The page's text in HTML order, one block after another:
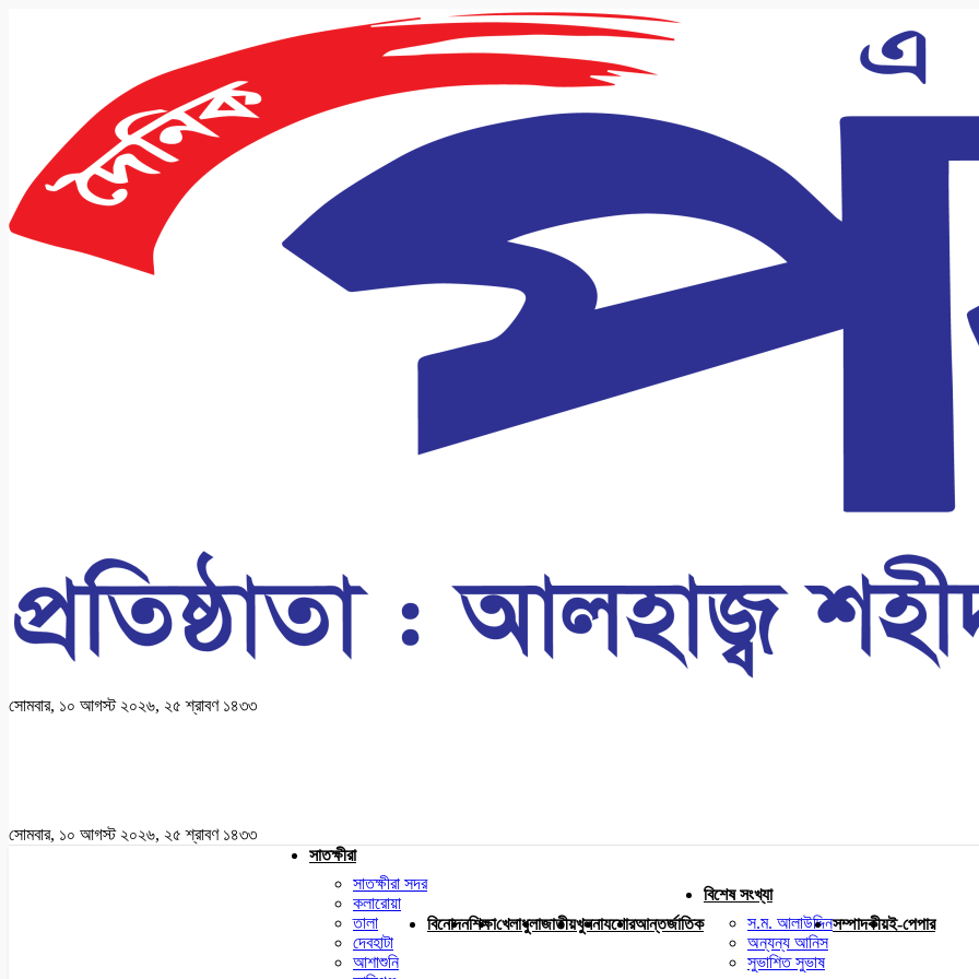
সোমবার, ১০ আগস্ট ২০২৬, ২৫ শ্রাবণ ১৪৩৩
সোমবার, ১০ আগস্ট ২০২৬, ২৫ শ্রাবণ ১৪৩৩
সাতক্ষীরা
সাতক্ষীরা সদর
কলারোয়া
তালা
দেবহাটা
আশাশুনি
বিনোদনশিক্ষাখেলাধুলাজাতীয়খুলনাযশোরআন্তর্জাতিক
বিশেষ সংখ্যা
স.ম. আলাউদ্দিন
অন্যন্য আনিস
সুভাশিত সুভাষ
সম্পাদকীয়ই-পেপার